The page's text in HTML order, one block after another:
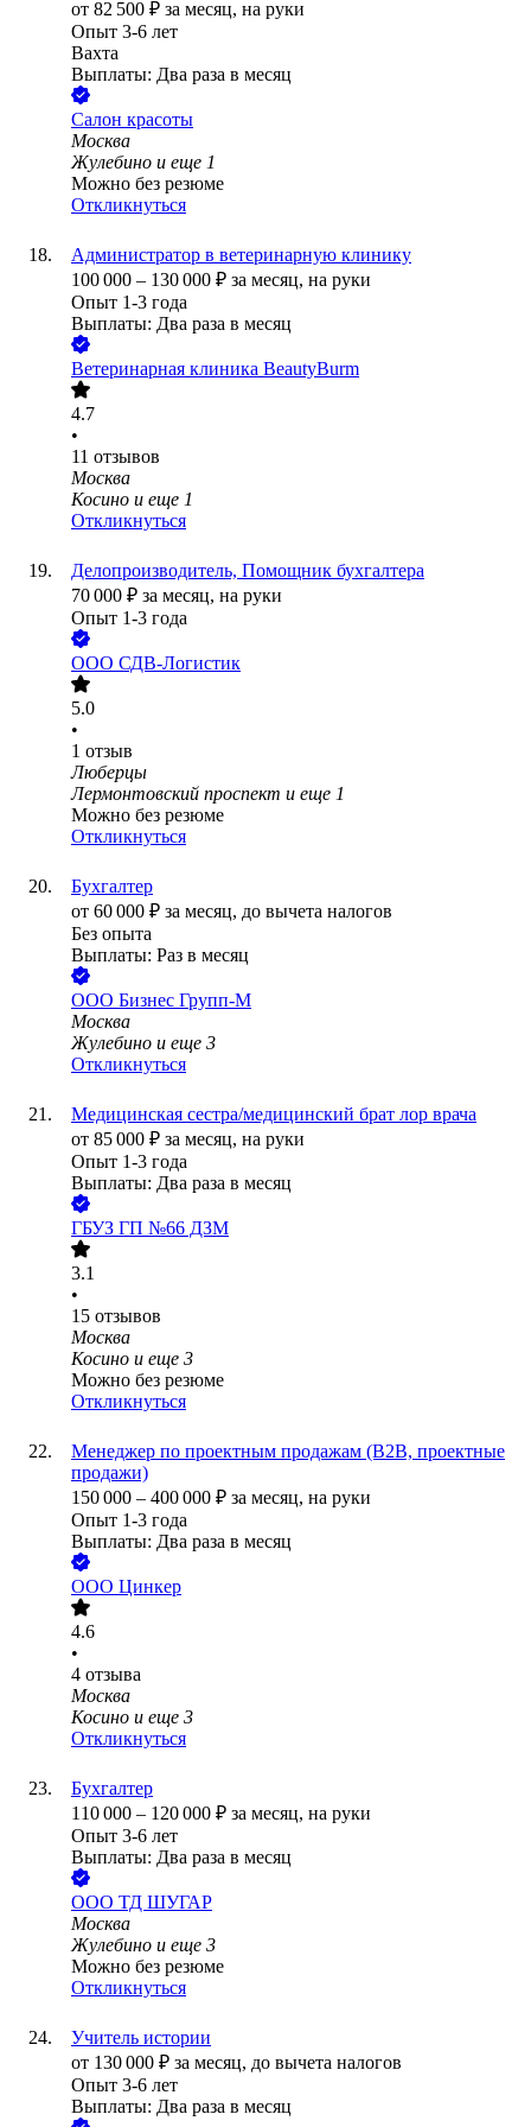
от 82 500 ₽ за месяц, на руки
Опыт 3-6 лет
Вахта
Выплаты: Два раза в месяц
Салон красоты
Москва
Жулебино и еще 1
Можно без резюме
Откликнуться
Администратор в ветеринарную клинику
100 000 – 130 000 ₽ за месяц, на руки
Опыт 1-3 года
Выплаты: Два раза в месяц
Ветеринарная клиника BeautyBurm
4.7
•
11 отзывов
Москва
Косино и еще 1
Откликнуться
Делопроизводитель, Помощник бухгалтера
70 000 ₽ за месяц, на руки
Опыт 1-3 года
ООО СДВ-Логистик
5.0
•
1 отзыв
Люберцы
Лермонтовский проспект и еще 1
Можно без резюме
Откликнуться
Бухгалтер
от 60 000 ₽ за месяц, до вычета налогов
Без опыта
Выплаты: Раз в месяц
ООО Бизнес Групп-М
Москва
Жулебино и еще 3
Откликнуться
Медицинская сестра/медицинский брат лор врача
от 85 000 ₽ за месяц, на руки
Опыт 1-3 года
Выплаты: Два раза в месяц
ГБУЗ ГП №66 ДЗМ
3.1
•
15 отзывов
Москва
Косино и еще 3
Можно без резюме
Откликнуться
Менеджер по проектным продажам (B2B, проектные
продажи)
150 000 – 400 000 ₽ за месяц, на руки
Опыт 1-3 года
Выплаты: Два раза в месяц
ООО Цинкер
4.6
•
4 отзыва
Москва
Косино и еще 3
Откликнуться
Бухгалтер
110 000 – 120 000 ₽ за месяц, на руки
Опыт 3-6 лет
Выплаты: Два раза в месяц
ООО ТД ШУГАР
Москва
Жулебино и еще 3
Можно без резюме
Откликнуться
Учитель истории
от 130 000 ₽ за месяц, до вычета налогов
Опыт 3-6 лет
Выплаты: Два раза в месяц